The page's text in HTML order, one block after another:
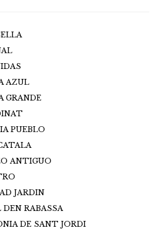
AZUL
GRANDE
PUEBLO
ANTIGUO
JARDIN
RABASSA
DE SANT JORDI